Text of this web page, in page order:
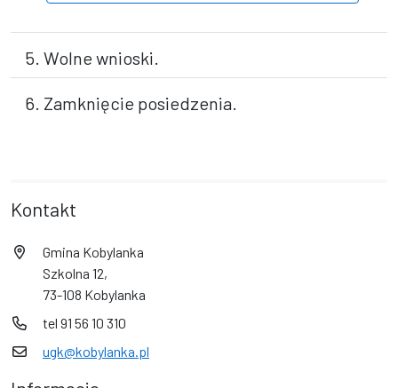
5. Wolne wnioski.
6. Zamknięcie posiedzenia.
Kontakt
Gmina Kobylanka
Szkolna 12,
73-108 Kobylanka
tel 91 56 10 310
ugk@kobylanka.pl